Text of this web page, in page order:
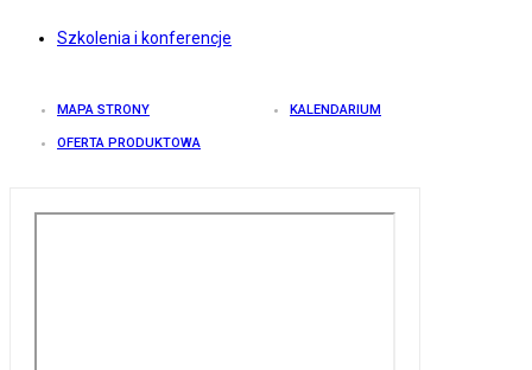
Szkolenia i konferencje
MAPA STRONY KALENDARIUM
OFERTA PRODUKTOWA